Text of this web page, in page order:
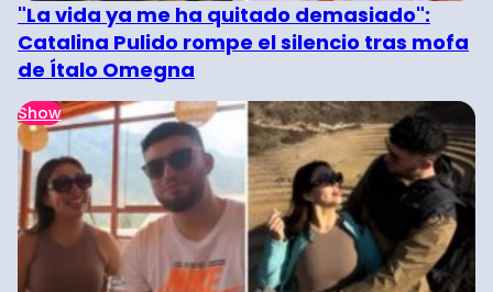
"La vida ya me ha quitado demasiado":
Catalina Pulido rompe el silencio tras mofa
de Ítalo Omegna
Show